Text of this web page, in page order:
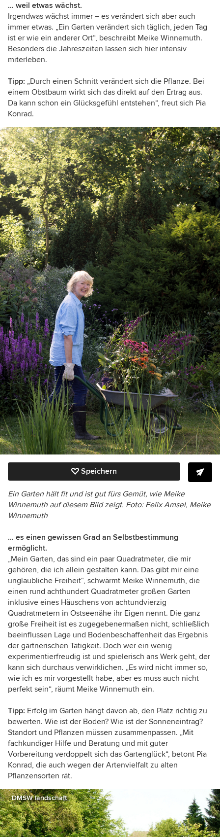
… weil etwas wächst.
Irgendwas wächst immer – es verändert sich aber auch
immer etwas. „Ein Garten verändert sich täglich, jeden Tag
ist er wie ein anderer Ort“, beschreibt Meike Winnemuth.
Besonders die Jahreszeiten lassen sich hier intensiv
miterleben.
Tipp: „Durch einen Schnitt verändert sich die Pflanze. Bei
einem Obstbaum wirkt sich das direkt auf den Ertrag aus.
Da kann schon ein Glücksgefühl entstehen“, freut sich Pia
Konrad.
Speichern
Ein Garten hält fit und ist gut fürs Gemüt, wie Meike
Winnemuth aufdiesem Bild zeigt. Foto: Felix Amsel, Meike
Winnemuth
… es einen gewissen Grad an Selbstbestimmung
ermöglicht.
„Mein Garten, das sind ein paar Quadratmeter, die mir
gehören, die ich allein gestalten kann. Das gibt mir eine
unglaubliche Freiheit“, schwärmt Meike Winnemuth, die
einen rund achthundert Quadratmeter großen Garten
inklusive eines Häuschens von achtundvierzig
Quadratmetern in Ostseenähe ihr Eigen nennt. Die ganz
große Freiheit ist es zugegebenermaßen nicht, schließlich
beeinflussen Lage und Bodenbeschaffenheit das Ergebnis
der gärtnerischen Tätigkeit. Doch wer ein wenig
experimentierfreudig ist und spielerisch ans Werk geht, der
kann sich durchaus verwirklichen. „Es wird nicht immer so,
wie ich es mir vorgestellt habe, aber es muss auch nicht
perfekt sein“, räumt Meike Winnemuth ein.
Tipp: Erfolg im Garten hängt davon ab, den Platz richtig zu
bewerten. Wie ist der Boden? Wie ist der Sonneneintrag?
Standort und Pflanzen müssen zusammenpassen. „Mit
fachkundiger Hilfe und Beratung und mit guter
Vorbereitung verdoppelt sich das Gartenglück“, betont Pia
Konrad, die auch wegen der Artenvielfalt zu alten
Pflanzensorten rät.
DMSW landschaft